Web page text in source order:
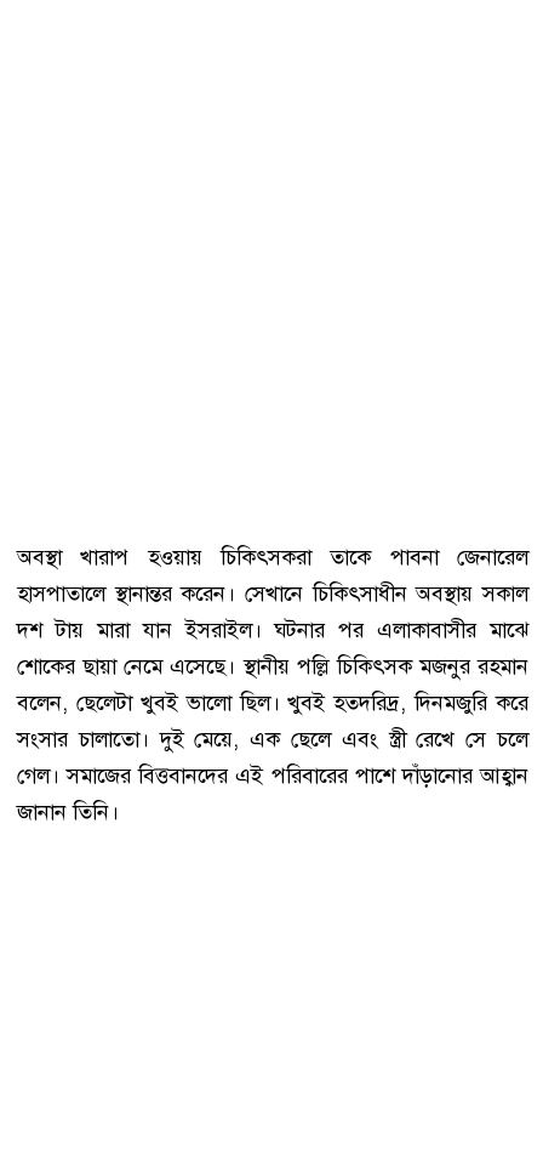
অবস্থা খারাপ হওয়ায় চিকিৎসকরা তাকে পাবনা জেনারেল
হাসপাতালে স্থানান্তর করেন। সেখানে চিকিৎসাধীন অবস্থায় সকাল
দশ টায় মারা যান ইসরাইল। ঘটনার পর এলাকাবাসীর মাঝে
শোকের ছায়া নেমে এসেছে। স্থানীয় পল্লি চিকিৎসক মজনুর রহমান
বলেন, ছেলেটা খুবই ভালো ছিল। খুবই হতদরিদ্র, দিনমজুরি করে
সংসার চালাতো। দুই মেয়ে, এক ছেলে এবং স্ত্রী রেখে সে চলে
গেল। সমাজের বিত্তবানদের এই পরিবারের পাশে দাঁড়ানোর আহ্বান
জানান তিনি।